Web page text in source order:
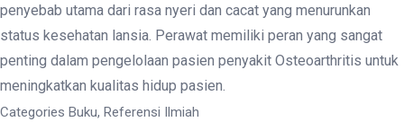
penyebab utama dari rasa nyeri dan cacat yang menurunkan
status kesehatan lansia. Perawat memiliki peran yang sangat
penting dalam pengelolaan pasien penyakit Osteoarthritis untuk
meningkatkan kualitas hidup pasien.
Categories Buku, Referensi Ilmiah